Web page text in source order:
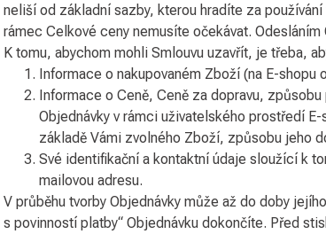
neliší od základní sazby, kterou hradíte za
rámec Celkové ceny nemusíte očekávat.
K tomu, abychom mohli Smlouvu uzavřít, je třeba,
Informace o nakupovaném Zboží (na E-
Informace o Ceně, Ceně za dopravu,
Objednávky v rámci uživatelského prostředí
základě Vámi zvolného Zboží, způsobu jeho
Své identifikační a kontaktní údaje sloužící k
mailovou adresu.
V průběhu tvorby Objednávky může až do doby
s povinností platby“ Objednávku dokončíte. Před